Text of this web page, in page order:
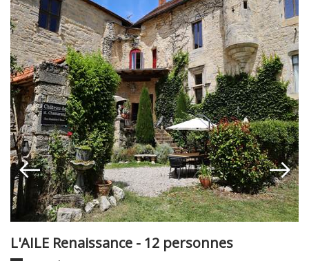
L'AILE Renaissance - 12 personnes